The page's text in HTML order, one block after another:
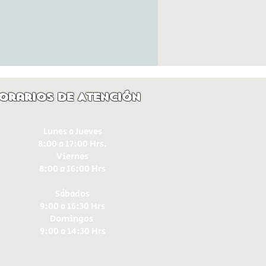
de Atención
Lunes a Jueves
8:00 a 17:00 Hrs.
Viernes
8:00 a 16:00 Hrs​
Sábados
9:00 a 16:30 Hrs
Domingos
9:00 a 14:30 Hrs